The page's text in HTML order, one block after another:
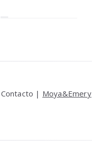
Contacto | Moya&Emery